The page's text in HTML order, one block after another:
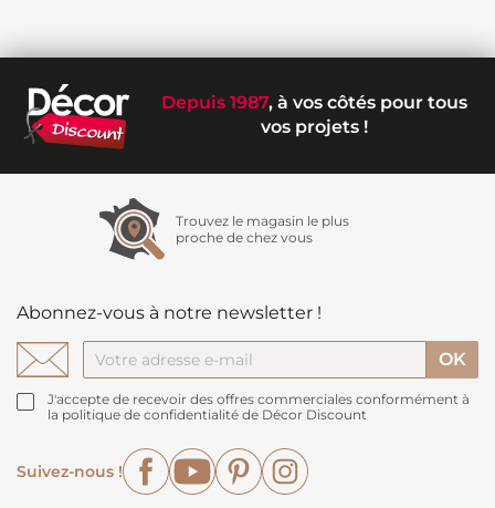
Depuis 1987, à vos côtés pour tous
vos projets !
Trouvez le magasin le plus
proche de chez vous
Abonnez-vous à notre newsletter !
J'accepte de recevoir des offres commerciales conformément à
la politique de confidentialité de Décor Discount
Suivez-nous !
FacebookYouTubePinterest